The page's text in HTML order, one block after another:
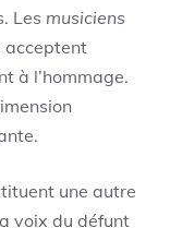
Les musiciens
acceptent
à l’hommage.
une autre
voix du défunt